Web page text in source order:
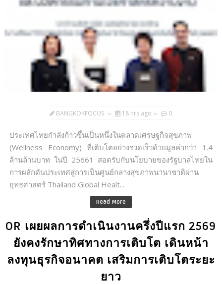
BANGKOKFOCUS 18 hrs ago 0
ประเทศไทยกำลังก้าวขึ้นเป็นหนึ่งในตลาดเศรษฐกิจสุขภาพ
(Wellness Economy) ที่เติบโตอย่างรวดเร็วด้วยมูลค่ากว่า 1.4
ล้านล้านบาท ในปี 25661 สอดรับกับนโยบายของรัฐบาลไทยใน
การผลักดันประเทศสู่การเป็นศูนย์กลางสุขภาพนานาชาติผ่าน
ยุทธศาสตร์ Thailand Global Healt...
Read More
OR เผยผลการดำเนินงานครึ่งปีแรก 2569
ยังคงรักษาทิศทางการเติบโต เดินหน้า
ลงทุนธุรกิจอนาคต เสริมการเติบโตระยะ
ยาว